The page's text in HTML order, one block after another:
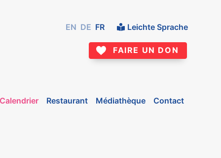
EN DE FR Leichte Sprache
FAIRE UN DON
Calendrier Restaurant Médiathèque Contact